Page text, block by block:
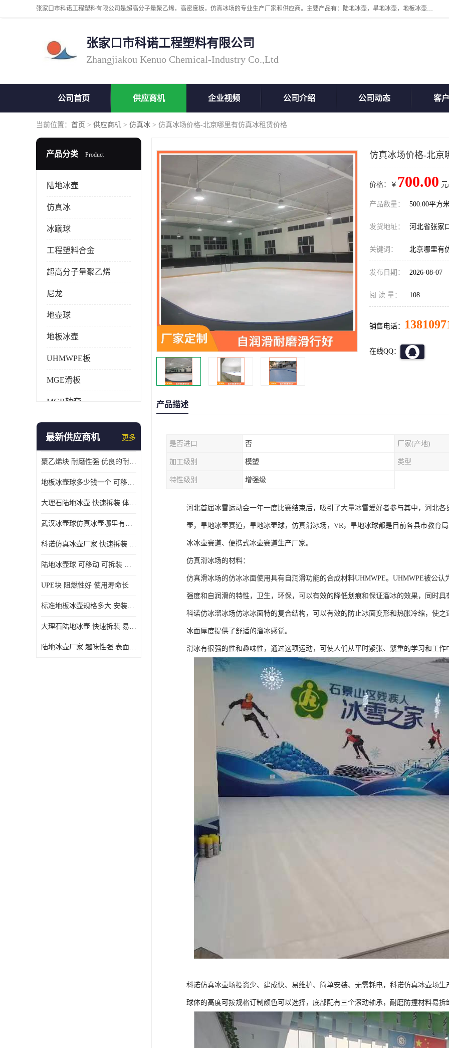
张家口市科诺工程塑料有限公司是超高分子量聚乙烯，高密度板，仿真冰场的专业生产厂家和供应商。主要产品有：陆地冰壶，旱地冰壶，地板冰壶，地壶球，仿真冰壶，仿真冰，冰蹴球，MGB轴套，MGE滑板，高密度板，仿真冰场等产品。欢迎有需要的朋友前来联系。
张家口市科诺工程塑料有限公司
Zhangjiakou Kenuo Chemical-Industry Co.,Ltd
公司首页 供应商机 企业视频 公司介绍 公司动态 客
当前位置： 首页 > 供应商机 > 仿真冰 > 仿真冰场价格-北京哪里有仿真冰租赁价格
产品分类 Product
陆地冰壶
仿真冰
冰蹴球
工程塑料合金
超高分子量聚乙烯
尼龙
地壶球
地板冰壶
UHMWPE板
MGE滑板
MGB轴套
旱地冰壶
MGA滑板滑块
MGE滑板滑块
最新供应商机 更多
聚乙烯块 耐磨性强 优良的耐低温
地板冰壶球多少钱一个 可移动 可拆装 滑行阻力小
大理石陆地冰壶 快速拆装 体积小 重量轻
武汉冰壶球仿真冰壶哪里有卖 趣味性强 体积小 重量轻
科诺仿真冰壶厂家 快速拆装 不受季节影响
陆地冰壶球 可移动 可拆装 表面具有自润滑功能
UPE块 阻燃性好 使用寿命长
标准地板冰壶规格多大 安装简单 方便携带和存储
大理石陆地冰壶 快速拆装 易于学习和掌握
陆地冰壶厂家 趣味性强 表面具有自润滑功能
仿真冰场价格-北京
价格：￥ 700.00
产品数量： 500.00平方
发货地址： 河北省张
关键词： 北京哪里有
发布日期： 2026-08-07
阅 读 量： 108
销售电话：
在线QQ：
产品描述
是否进口 否 厂家(产地)
加工级别 模塑 类型
特性级别 增强级
河北首届冰雪运动会一年一度比赛结束后，吸引了大量冰雪爱好者参与其中，河北
壶，旱地冰壶赛道，旱地冰壶球，仿真滑冰场，VR，旱地冰球都是目前各县市教育
冰冰壶赛道、便携式冰壶赛道生产厂家。
仿真滑冰场的材料：
仿真滑冰场的仿冰冰面使用具有自润滑功能的合成材料UHMWPE。UHMWPE被公
强度和自润滑的特性，卫生，环保，可以有效的降低划痕和保证溜冰的效果，同时具
科诺仿冰溜冰场仿冰冰面特的复合结构，可以有效的防止冰面变形和热胀冷缩，使
冰面厚度提供了舒适的溜冰感觉。
滑冰有很强的性和趣味性，通过这项运动，可使人们从平时紧张、繁重的学习和工
科诺仿真冰壶场投资少、建成快、易维护、简单安装、无需耗电，科诺仿真冰壶场
球体的高度可按规格订制颜色可以选择，底部配有三个滚动轴承，耐磨防撞材料易拆